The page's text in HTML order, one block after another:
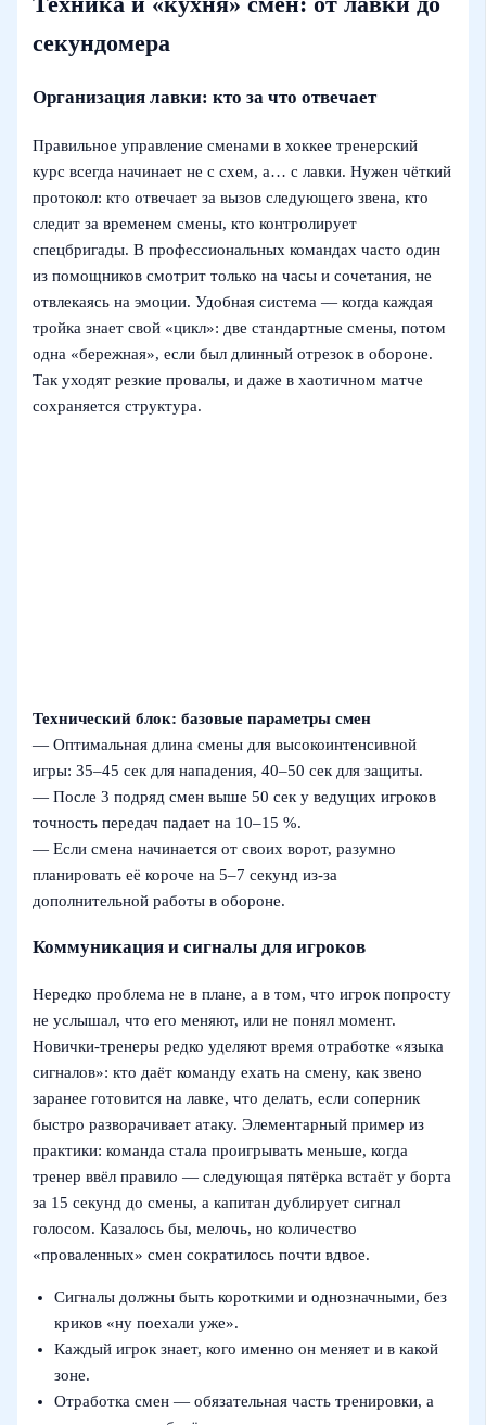
секундомера
Организация лавки: кто за что отвечает
Правильное управление сменами в хоккее тренерский
курс всегда начинает не с схем, а… с лавки. Нужен чёткий
протокол: кто отвечает за вызов следующего звена, кто
следит за временем смены, кто контролирует
спецбригады. В профессиональных командах часто один
из помощников смотрит только на часы и сочетания, не
отвлекаясь на эмоции. Удобная система — когда каждая
тройка знает свой «цикл»: две стандартные смены, потом
одна «бережная», если был длинный отрезок в обороне.
Так уходят резкие провалы, и даже в хаотичном матче
сохраняется структура.
Технический блок: базовые параметры смен
— Оптимальная длина смены для высокоинтенсивной
игры: 35–45 сек для нападения, 40–50 сек для защиты.
— После 3 подряд смен выше 50 сек у ведущих игроков
точность передач падает на 10–15 %.
— Если смена начинается от своих ворот, разумно
планировать её короче на 5–7 секунд из‑за
дополнительной работы в обороне.
Коммуникация и сигналы для игроков
Нередко проблема не в плане, а в том, что игрок попросту
не услышал, что его меняют, или не понял момент.
Новички-тренеры редко уделяют время отработке «языка
сигналов»: кто даёт команду ехать на смену, как звено
заранее готовится на лавке, что делать, если соперник
быстро разворачивает атаку. Элементарный пример из
практики: команда стала проигрывать меньше, когда
тренер ввёл правило — следующая пятёрка встаёт у борта
за 15 секунд до смены, а капитан дублирует сигнал
голосом. Казалось бы, мелочь, но количество
«проваленных» смен сократилось почти вдвое.
Сигналы должны быть короткими и однозначными, без
криков «ну поехали уже».
Каждый игрок знает, кого именно он меняет и в какой
зоне.
Отработка смен — обязательная часть тренировки, а